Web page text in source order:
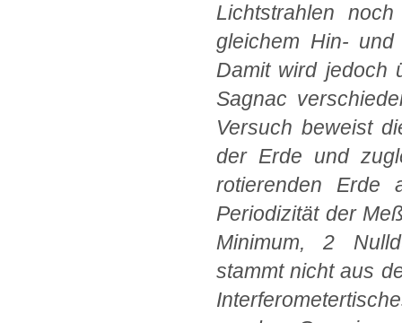
Lichtstrahlen
gleichem Hin-
Damit wird jedoch
Sagnac
Versuch beweist
der Erde und
rotierenden
Periodizität der
Minimum, 2
stammt nicht aus